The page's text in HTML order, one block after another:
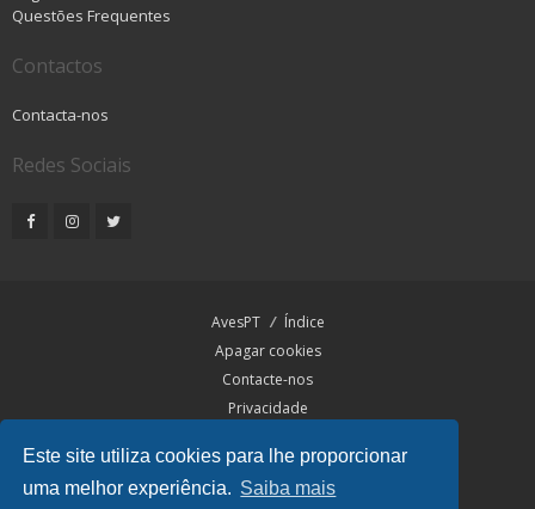
Este site utiliza cookies para lhe proporcionar
uma melhor experiência. Saiba mais
Questões Frequentes
Contactos
Contacta-nos
Redes Sociais
AvesPT
Índice
Apagar cookies
Contacte-nos
Privacidade